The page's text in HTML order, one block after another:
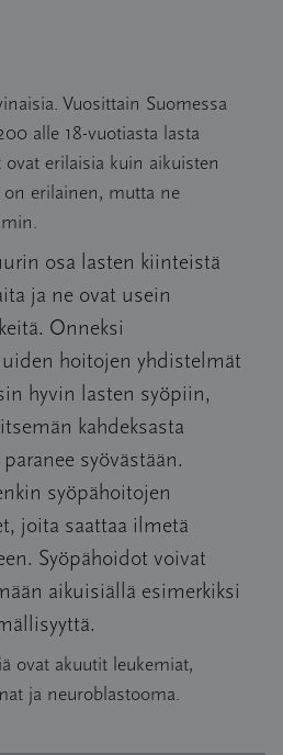
Vuosittain Suomessa
alle 18-vuotiasta lasta
ovat erilaisia kuin aikuisten
erilainen, mutta ne
osa lasten kiinteistä
ja ne ovat usein
Onneksi
hoitojen yhdistelmät
hyvin lasten syöpiin,
kahdeksasta
syövästään.
syöpähoitojen
joita saattaa ilmetä
Syöpähoidot voivat
aikuisiällä esimerkiksi
ovat akuutit leukemiat,
ja neuroblastooma.